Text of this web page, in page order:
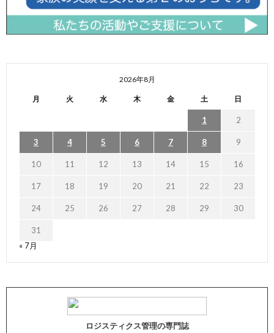
2026年8月
月 火 水 木 金 土 日
1 2
3 4 5 6 7 8 9
10 11 12 13 14 15 16
17 18 19 20 21 22 23
24 25 26 27 28 29 30
31
« 7月
ロジスティクス管理の専門誌